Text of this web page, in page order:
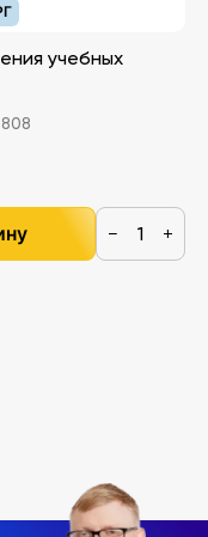
учебных
− +